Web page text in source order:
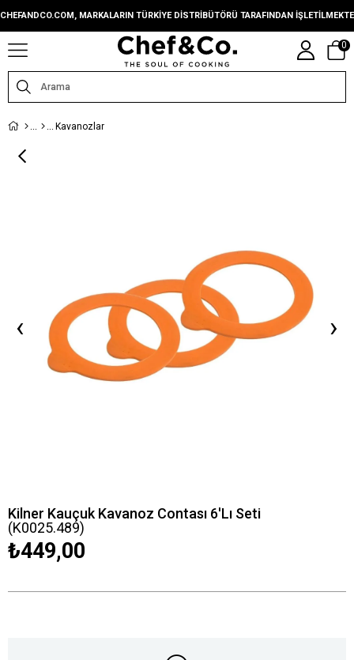
CHEFANDCO.COM, MARKALARIN TÜRKIYE DISTRIBÜTÖRÜ TARAFINDAN
0
Kavanozlar
‹ ›
Kilner Kauçuk Kavanoz Contası 6'Lı Seti
(K0025.489)
₺449,00